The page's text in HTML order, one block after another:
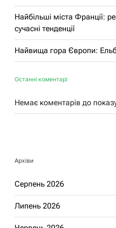
Найбільші міста Франції:
сучасні тенденції
Найвища гора Європи:
Останні коментарі
Немає коментарів до
Архіви
Серпень 2026
Липень 2026